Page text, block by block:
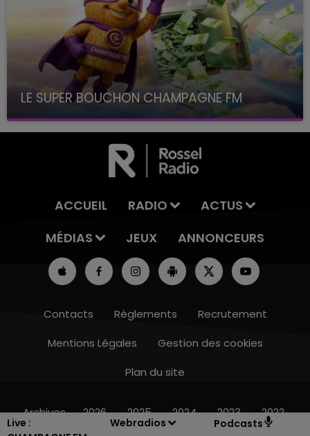
Live :
Webradios Podcasts
LE SUPER BOUCHON CHAMPAGNE FM
avec La Famille Champagne FM, à 8H10
ACCUEIL RADIO
ACTUS
MÉDIAS
JEUX ANNONCEURS
Contacts Règlements
Recrutement
Mentions Légales
Gestion des cookies
Plan du site
Archives 2026 2025 2024 2023 2022